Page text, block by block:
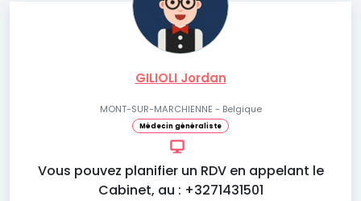
GILIOLI Jordan
MONT-SUR-MARCHIENNE - Belgique
Médecin généraliste
Vous pouvez planifier un RDV en appelant le
Cabinet, au : +3271431501